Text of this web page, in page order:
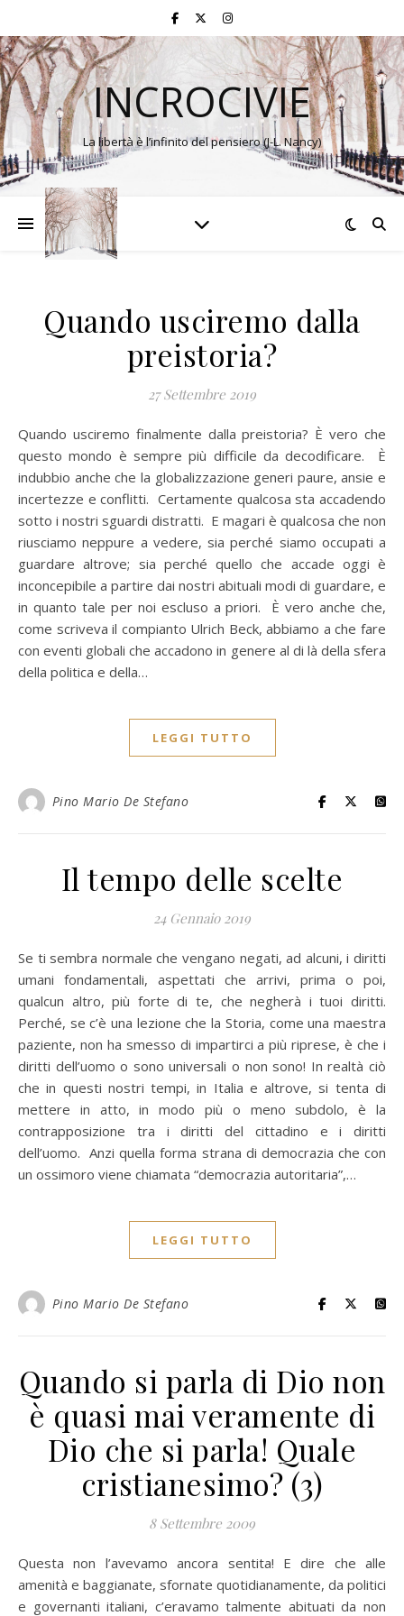
INCROCIVIE
La libertà è l’infinito del pensiero (J-L. Nancy)
Quando usciremo dalla
preistoria?
27 Settembre 2019
Quando usciremo finalmente dalla preistoria? È vero che
questo mondo è sempre più difficile da decodificare. È
indubbio anche che la globalizzazione generi paure, ansie e
incertezze e conflitti. Certamente qualcosa sta accadendo
sotto i nostri sguardi distratti. E magari è qualcosa che non
riusciamo neppure a vedere, sia perché siamo occupati a
guardare altrove; sia perché quello che accade oggi è
inconcepibile a partire dai nostri abituali modi di guardare, e
in quanto tale per noi escluso a priori. È vero anche che,
come scriveva il compianto Ulrich Beck, abbiamo a che fare
con eventi globali che accadono in genere al di là della sfera
della politica e della…
LEGGI TUTTO
Pino Mario De Stefano
Il tempo delle scelte
24 Gennaio 2019
Se ti sembra normale che vengano negati, ad alcuni, i diritti
umani fondamentali, aspettati che arrivi, prima o poi,
qualcun altro, più forte di te, che negherà i tuoi diritti.
Perché, se c’è una lezione che la Storia, come una maestra
paziente, non ha smesso di impartirci a più riprese, è che i
diritti dell’uomo o sono universali o non sono! In realtà ciò
che in questi nostri tempi, in Italia e altrove, si tenta di
mettere in atto, in modo più o meno subdolo, è la
contrapposizione tra i diritti del cittadino e i diritti
dell’uomo. Anzi quella forma strana di democrazia che con
un ossimoro viene chiamata “democrazia autoritaria”,…
LEGGI TUTTO
Pino Mario De Stefano
Quando si parla di Dio non
è quasi mai veramente di
Dio che si parla! Quale
cristianesimo? (3)
8 Settembre 2009
Questa non l’avevamo ancora sentita! E dire che alle
amenità e baggianate, sfornate quotidianamente, da politici
e governanti italiani, c’eravamo talmente abituati da non